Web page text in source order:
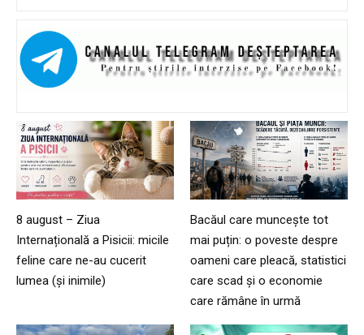
8 august – Ziua
Internațională a Pisicii: micile
feline care ne-au cucerit
lumea (și inimile)
Bacăul care muncește tot
mai puțin: o poveste despre
oameni care pleacă, statistici
care scad și o economie
care rămâne în urmă